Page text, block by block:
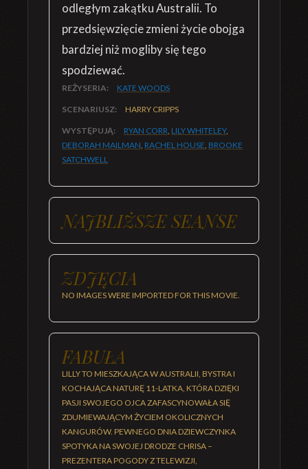
odległym zakątku Australii. To
przedsięwzięcie zmieni życie obojga
bardziej niż mogliby się tego
spodziewać.
REŻYSERIA: KATE WOODS
SCENARIUSZ: HARRY CRIPPS
WYSTĘPUJĄ: RYAN CORR, LILY WHITELEY,
DEBORAH MAILMAN, RACHEL HOUSE, BROOKE
SATCHWELL
NAJBLIŻSZE SEANSE
ZDJĘCIA
NO IMAGES WERE IMPORTED FOR THIS MOVIE.
FABUŁA
LILLY TO MIESZKAJĄCA W AUSTRALII, BYSTRA I
KOCHAJĄCA NATURĘ 11-LATKA, KTÓRA DZIĘKI
PASJI SWOJEGO OJCA ZAFASCYNOWAŁA SIĘ
ZDUMIEWAJĄCYM ŻYCIEM OKOLICZNYCH
KANGURÓW. PEWNEGO DNIA DZIEWCZYNKA
SPOTYKA NA SWOJEJ DRODZE CHRISA –
PREZENTERA POGODY Z TELEWIZJI,